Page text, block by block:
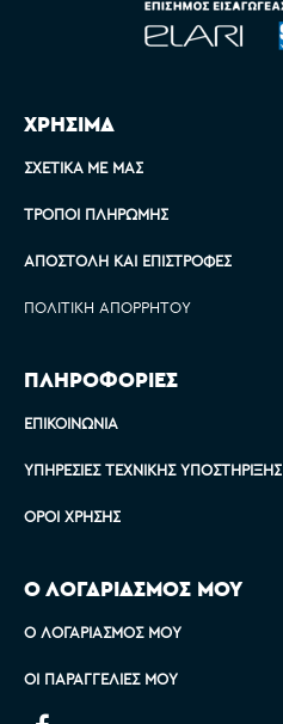
ΧΡΗΣΙΜΑ
ΣΧΕΤΙΚΆ ΜΕ ΜΑΣ
ΤΡΌΠΟΙ ΠΛΗΡΩΜΉΣ
ΑΠΟΣΤΟΛΉ ΚΑΙ ΕΠΙΣΤΡΟΦΈΣ
ΠΟΛΙΤΙΚΉ ΑΠΟΡΡΉΤΟΥ
ΠΛΗΡΟΦΟΡΙΕΣ
ΕΠΙΚΟΙΝΩΝΊΑ
ΥΠΗΡΕΣΊΕΣ ΤΕΧΝΙΚΉΣ ΥΠΟΣΤΉΡΙΞΗΣ
ΌΡΟΙ ΧΡΉΣΗΣ
Ο ΛΟΓΑΡΙΑΣΜΟΣ ΜΟΥ
Ο ΛΟΓΑΡΙΑΣΜΌΣ ΜΟΥ
ΟΙ ΠΑΡΑΓΓΕΛΊΕΣ ΜΟΥ